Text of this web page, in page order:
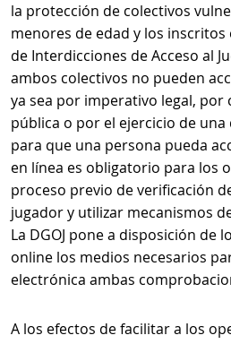
la protección de colectivos
menores de edad y los inscritos
de Interdicciones de Acceso al
ambos colectivos no pueden
ya sea por imperativo legal, por
pública o por el ejercicio de
para que una persona pueda
en línea es obligatorio para los
proceso previo de verificación
jugador y utilizar mecanismos
La DGOJ pone a disposición de
online los medios necesarios
electrónica ambas
A los efectos de facilitar a los